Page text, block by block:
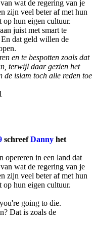
wat de regering van je
zijn veel beter af met hun
op hun eigen cultuur.
juist met smart te
En dat geld willen de
en te bespotten zoals dat
terwijl daar gezien het
de islam toch alle reden toe
schreefDanny het
opereren in een land dat
wat de regering van je
zijn veel beter af met hun
op hun eigen cultuur.
going to die.
Dat is zoals de